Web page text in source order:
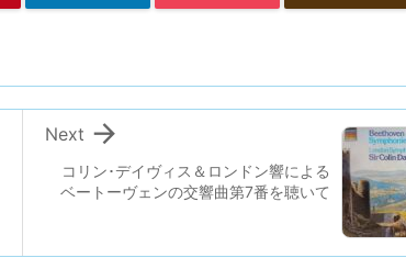
コリン･デイヴィス＆ロンドン響による
ベートーヴェンの交響曲第7番を聴いて

Next